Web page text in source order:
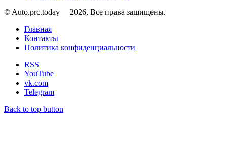
© Auto.prc.today
2026, Все права защищены.
Главная
Контакты
Политика конфиденциальности
RSS
YouTube
vk.com
Telegram
Back to top button